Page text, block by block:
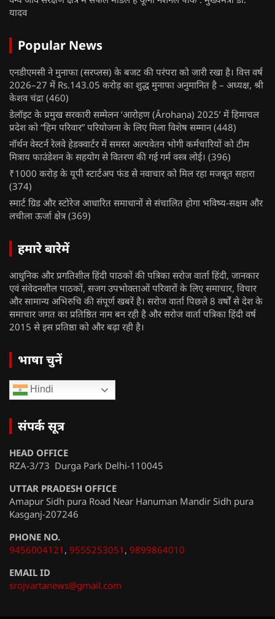
यादव
Popular News
एनडीएमसी ने मुनाफा (सरप्लस) के बजट की परंपरा को जारी रखा है। वित्त वर्ष
2026–27 में Rs.143.05 करोड़ का शुद्ध मुनाफा अनुमानित है – अध्यक्ष, श्री
केशव चंद्रा (460)
डेलॉइट के प्रमुख सरकारी सम्मेलन ‘आरोहण (Ārohaṇa) 2025’ में हिमाचल
प्रदेश को “हिम परिवार” परियोजना के लिए मिला विशेष सम्मान (448)
नॉर्थन वेस्टर्न रेलवे हेडक्वार्टर में समस्त अल्पवेतन भोगी कर्मचारियों को टीम
मित्राय फाउंडेशन के सहयोग से वितरण की गई गर्म वस्त्र लोई। (396)
₹1000 करोड़ के यूपी स्टार्टअप फंड से नवाचार को मिल रहा मजबूत सहारा
(374)
स्मार्ट ग्रिड और स्टोरेज आधारित समाधानों से संचालित होगा भविष्य-सक्षम और
लचीला ऊर्जा क्षेत्र (369)
हमारे बारेमें
आधुनिक और प्रगतिशील हिंदी पाठकों की पत्रिका सरोज वार्ता हिंदी, जानकार
एवं संवेदनशील पाठकों, सजग उपभोक्ताओं परिवारों के लिए समाचार, विचार
और सामान्य अभिरुचि की संपूर्ण खबरें है। सरोज वार्ता पिछले 8 वर्षों से देश के
समाचार जगत का प्रतिष्ठित नाम बन रही है और सरोज वार्ता पत्रिका हिंदी वर्ष
2015 से इस प्रतिष्ठा को और बढ़ा रही है।
भाषा चुनें
Hindi
संपर्क सूत्र
HEAD OFFICE
RZA-3/73 Durga Park Delhi-110045
UTTAR PRADESH OFFICE
Amapur Sidh pura Road Near Hanuman Mandir Sidh pura
Kasganj-207246
PHONE NO.
9456004121 , 9555253051 , 9899864010
EMAIL ID
srojvartanews@gmail.com